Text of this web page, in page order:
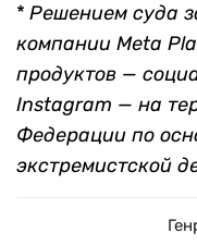
* Решением суда
компании Meta
продуктов —
Instagram — на
Федерации по
экстремистской